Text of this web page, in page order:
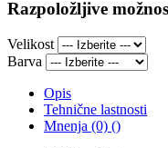
Razpoložljive
Velikost
Barva
Opis
Tehnične lastnosti
Mnenja (0) ()